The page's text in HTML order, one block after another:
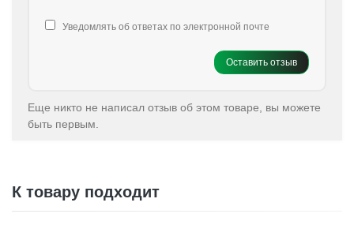
Уведомлять об ответах по электронной почте
Оставить отзыв
Еще никто не написал отзыв об этом товаре, вы можете
быть первым.
К товару подходит